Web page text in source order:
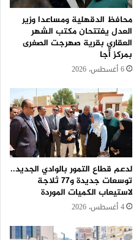
محافظ الدقهلية ومساعدا وزير
العدل يفتتحان مكتب الشهر
العقاري بقرية صهرجت الصغرى
بمركز أجا
6 أغسطس، 2026
لدعم قطاع التمور بالوادي الجديد..
توسعات جديدة و٧٧ ثلاجة
لاستيعاب الكميات الموردة
4 أغسطس، 2026